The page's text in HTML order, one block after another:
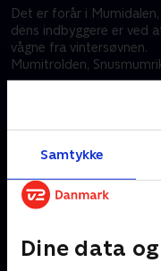
Samtykke
Dine data
Det er forår i
dens indbyggere er ved
vågne fra vintersøvnen.
Mumitrolden,
og Sniff klatrer op i
Andre så også